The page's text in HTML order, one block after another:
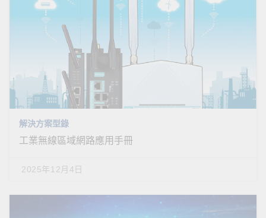
解決方案型錄
工業無線區域網路應用手冊
2025年12月4日